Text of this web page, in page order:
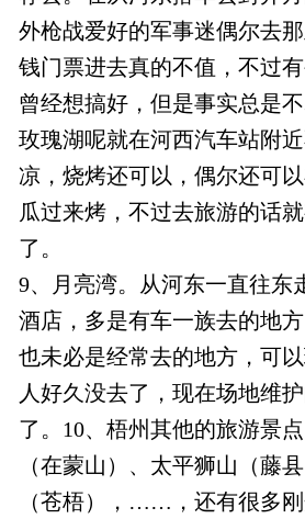
外枪战爱好的军事迷偶尔去
钱门票进去真的不值，不过
曾经想搞好，但是事实总是
玫瑰湖呢就在河西汽车站附
凉，烧烤还可以，偶尔还可
瓜过来烤，不过去旅游的话
了。
9、月亮湾。从河东一直往东
酒店，多是有车一族去的地
也未必是经常去的地方，可
人好久没去了，现在场地维
了。10、梧州其他的旅游景
（在蒙山）、太平狮山（藤
（苍梧），……，还有很多